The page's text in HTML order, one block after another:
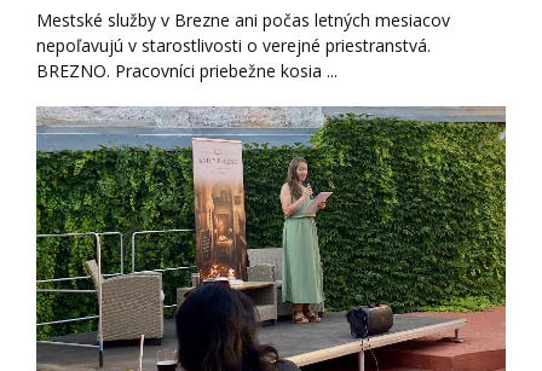
Mestské služby v Brezne ani počas letných mesiacov
nepoľavujú v starostlivosti o verejné priestranstvá.
BREZNO. Pracovníci priebežne kosia ...